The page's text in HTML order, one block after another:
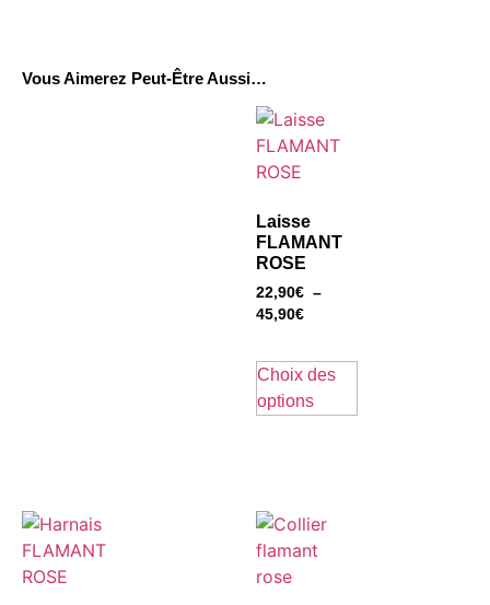
Vous Aimerez Peut-Être Aussi…
Laisse
FLAMANT
ROSE
22,90€ –
45,90€
Choix des
options